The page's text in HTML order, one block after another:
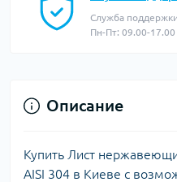
Служба
Пн-Пт: 09.00-17.00
Описание
Купить Лист
AISI 304 в Киеве с